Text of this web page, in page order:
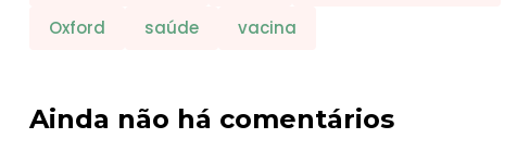
Oxford
saúde vacina
Ainda não há comentários